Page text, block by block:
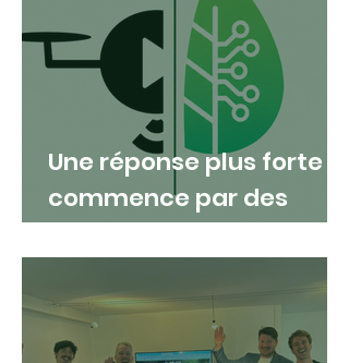
Une réponse plus forte
commence par des
partenariats solides :
DroneControl